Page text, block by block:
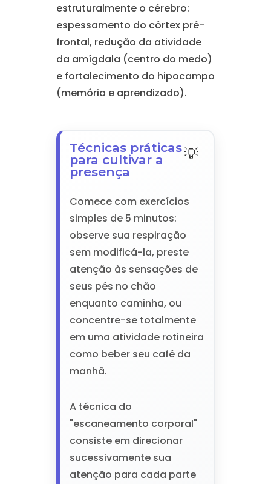
estruturalmente o cérebro:
espessamento do córtex pré-
frontal, redução da atividade
da amígdala (centro do medo)
e fortalecimento do hipocampo
(memória e aprendizado).
Técnicas práticas
para cultivar a
presença
Comece com exercícios
simples de 5 minutos:
observe sua respiração
sem modificá-la, preste
atenção às sensações de
seus pés no chão
enquanto caminha, ou
concentre-se totalmente
em uma atividade rotineira
como beber seu café da
manhã.
A técnica do
"escaneamento corporal"
consiste em direcionar
sucessivamente sua
atenção para cada parte